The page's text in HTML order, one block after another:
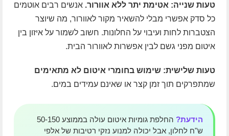
טעות שנייה: אטימת יתר ללא אוורור. אנשים רבים אוטמים
כל סדק אפשרי מבלי להשאיר מקור לאוורור, מה שיוצר
הצטברות לחות ועיבוי על החלונות. חשוב לשמור על איזון בין
איטום מפני גשם לבין אפשרות לאוורור הבית.
טעות שלישית: שימוש בחומרי איטום לא מתאימים
שמתפרקים תוך זמן קצר או שאינם עמידים במים.
הידעת?
החלפת גומיות איטום עולה בממוצע 50-150
ש"ח לחלון, אבל יכולה למנוע נזקי רטיבות של אלפי